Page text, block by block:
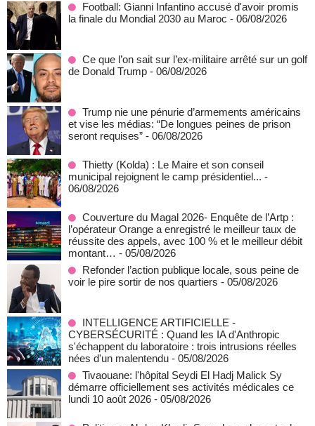
Football: Gianni Infantino accusé d'avoir promis
la finale du Mondial 2030 au Maroc - 06/08/2026
Ce que l’on sait sur l’ex-militaire arrêté sur un golf
de Donald Trump - 06/08/2026
Trump nie une pénurie d’armements américains
et vise les médias: “De longues peines de prison
seront requises” - 06/08/2026
‎Thietty (Kolda) : Le Maire et son conseil
municipal rejoignent le camp présidentiel... -
06/08/2026
Couverture du Magal 2026- Enquête de l’Artp :
l’opérateur Orange a enregistré le meilleur taux de
réussite des appels, avec 100 % et le meilleur débit
montant… - 05/08/2026
Refonder l’action publique locale, sous peine de
voir le pire sortir de nos quartiers - 05/08/2026
INTELLIGENCE ARTIFICIELLE -
CYBERSÉCURITÉ : Quand les IA d'Anthropic
s'échappent du laboratoire : trois intrusions réelles
nées d'un malentendu - 05/08/2026
Tivaouane: l'hôpital Seydi El Hadj Malick Sy
démarre officiellement ses activités médicales ce
lundi 10 août 2026 - 05/08/2026